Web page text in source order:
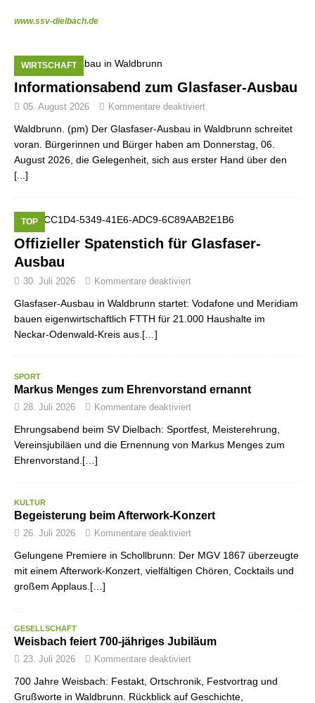
www.ssv-dielbach.de
Informationsabend zum Glasfaser-Ausbau
WIRTSCHAFT
05. August 2026 Kommentare deaktiviert
Waldbrunn. (pm) Der Glasfaser-Ausbau in Waldbrunn schreitet
voran. Bürgerinnen und Bürger haben am Donnerstag, 06.
August 2026, die Gelegenheit, sich aus erster Hand über den
[...]
Offizieller Spatenstich für Glasfaser-
Ausbau
TOP
30. Juli 2026 Kommentare deaktiviert
Glasfaser-Ausbau in Waldbrunn startet: Vodafone und Meridiam
bauen eigenwirtschaftlich FTTH für 21.000 Haushalte im
Neckar-Odenwald-Kreis aus.[…]
SPORT
Markus Menges zum Ehrenvorstand ernannt
28. Juli 2026 Kommentare deaktiviert
Ehrungsabend beim SV Dielbach: Sportfest, Meisterehrung,
Vereinsjubiläen und die Ernennung von Markus Menges zum
Ehrenvorstand.[…]
KULTUR
Begeisterung beim Afterwork-Konzert
26. Juli 2026 Kommentare deaktiviert
Gelungene Premiere in Schollbrunn: Der MGV 1867 überzeugte
mit einem Afterwork-Konzert, vielfältigen Chören, Cocktails und
großem Applaus.[…]
GESELLSCHAFT
Weisbach feiert 700-jähriges Jubiläum
23. Juli 2026 Kommentare deaktiviert
700 Jahre Weisbach: Festakt, Ortschronik, Festvortrag und
Grußworte in Waldbrunn. Rückblick auf Geschichte,